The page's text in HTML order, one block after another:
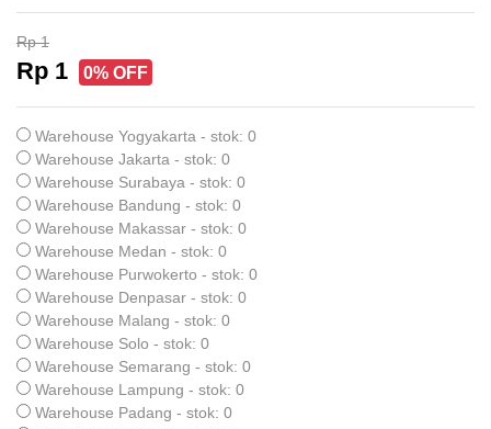
Rp 1
Rp 1 0% OFF
Warehouse Yogyakarta - stok: 0
Warehouse Jakarta - stok: 0
Warehouse Surabaya - stok: 0
Warehouse Bandung - stok: 0
Warehouse Makassar - stok: 0
Warehouse Medan - stok: 0
Warehouse Purwokerto - stok: 0
Warehouse Denpasar - stok: 0
Warehouse Malang - stok: 0
Warehouse Solo - stok: 0
Warehouse Semarang - stok: 0
Warehouse Lampung - stok: 0
Warehouse Padang - stok: 0